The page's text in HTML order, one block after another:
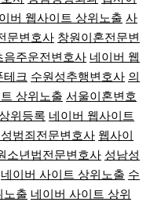
버 웹사이트 상위노출 사
문변호사 창원이혼전문변
음주운전변호사 네이버 웹
테크 수원성추행변호사 의
상위노출 서울이혼변호
위등록 네이버 웹사이트
범죄전문변호사 웹사이
소년법전문변호사 성남성
네이버 사이트 상위노출 수
노출 네이버 사이트 상위